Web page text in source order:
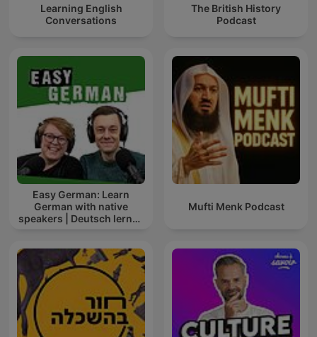
Learning English
Conversations
The British History
Podcast
Easy German: Learn
German with native
speakers | Deutsch lernen
Mufti Menk Podcast